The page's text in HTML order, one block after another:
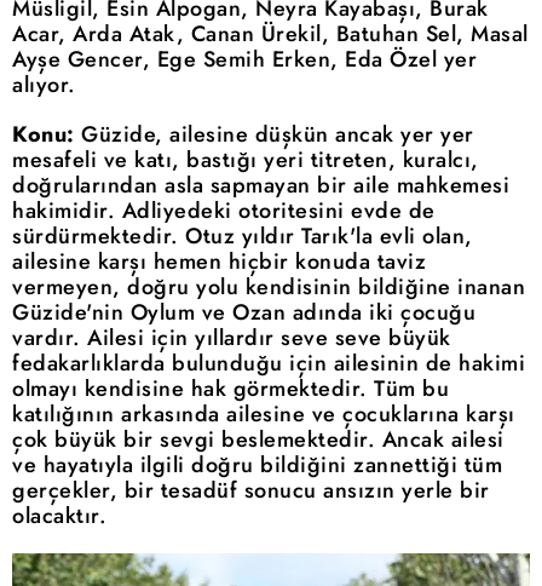
Müsligil, Esin Alpogan, Neyra Kayabaşı, Burak
Acar, Arda Atak, Canan Ürekil, Batuhan Sel, Masal
Ayşe Gencer, Ege Semih Erken, Eda Özel yer
alıyor.
Konu: Güzide, ailesine düşkün ancak yer yer
mesafeli ve katı, bastığı yeri titreten, kuralcı,
doğrularından asla sapmayan bir aile mahkemesi
hakimidir. Adliyedeki otoritesini evde de
sürdürmektedir. Otuz yıldır Tarık'la evli olan,
ailesine karşı hemen hiçbir konuda taviz
vermeyen, doğru yolu kendisinin bildiğine inanan
Güzide'nin Oylum ve Ozan adında iki çocuğu
vardır. Ailesi için yıllardır seve seve büyük
fedakarlıklarda bulunduğu için ailesinin de hakimi
olmayı kendisine hak görmektedir. Tüm bu
katılığının arkasında ailesine ve çocuklarına karşı
çok büyük bir sevgi beslemektedir. Ancak ailesi
ve hayatıyla ilgili doğru bildiğini zannettiği tüm
gerçekler, bir tesadüf sonucu ansızın yerle bir
olacaktır.